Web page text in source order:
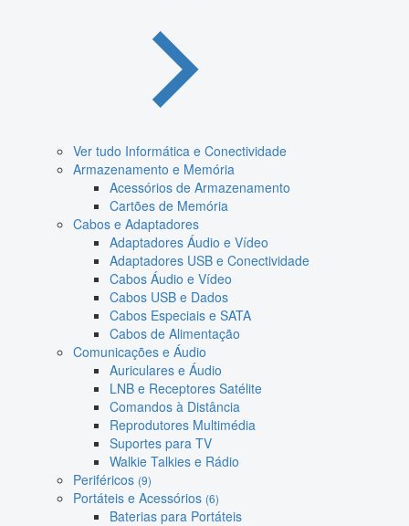
Ver tudo Informática e Conectividade
Armazenamento e Memória
Acessórios de Armazenamento
Cartões de Memória
Cabos e Adaptadores
Adaptadores Áudio e Vídeo
Adaptadores USB e Conectividade
Cabos Áudio e Vídeo
Cabos USB e Dados
Cabos Especiais e SATA
Cabos de Alimentação
Comunicações e Áudio
Auriculares e Áudio
LNB e Receptores Satélite
Comandos à Distância
Reprodutores Multimédia
Suportes para TV
Walkie Talkies e Rádio
Periféricos (9)
Portáteis e Acessórios (6)
Baterias para Portáteis